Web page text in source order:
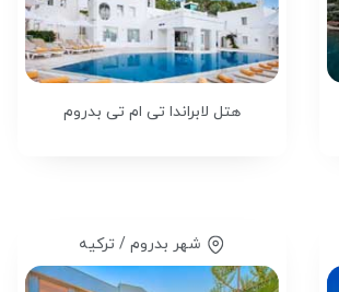
هتل لابراندا تی ام تی بدروم
شهر بدروم / ترکیه